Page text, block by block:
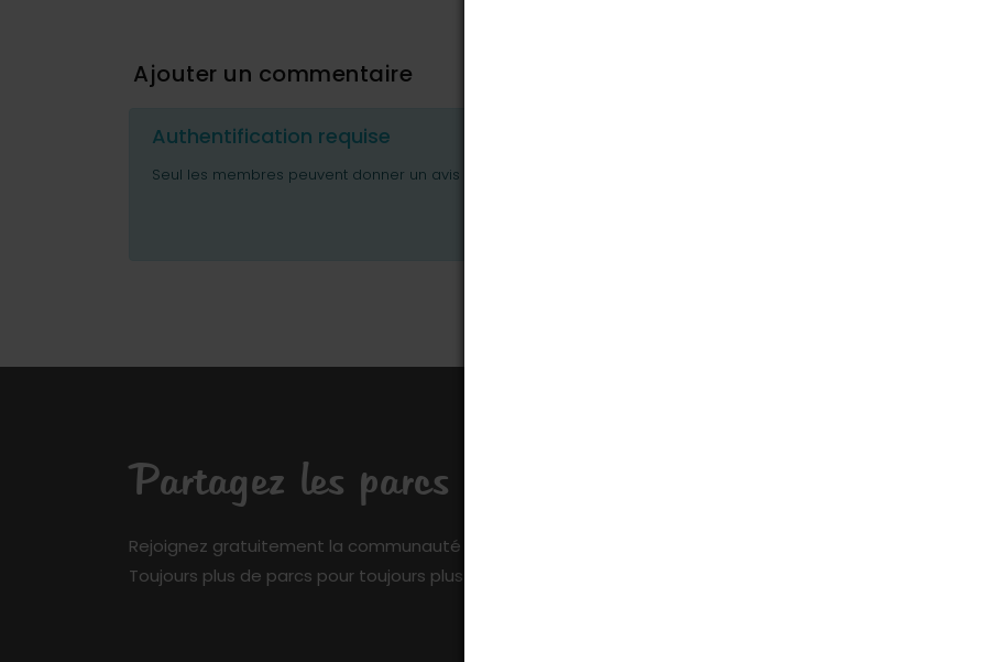
Ajouter un commentaire
Authentification requise
Seul les membres peuvent donner un avis ou poser des questions.
Partagez les parcs que vous connaissez
Rejoignez gratuitement la communauté de My Kiddy Park et ajoutez votre pierre à l’édifice !
Toujours plus de parcs pour toujours plus de fun !